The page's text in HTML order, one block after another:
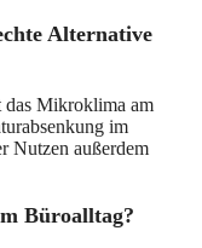
Alternative
das Mikroklima am
im
Nutzen außerdem
Büroalltag?